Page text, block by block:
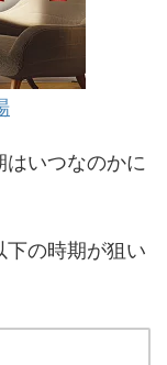
はいつなのかに
下の時期が狙い